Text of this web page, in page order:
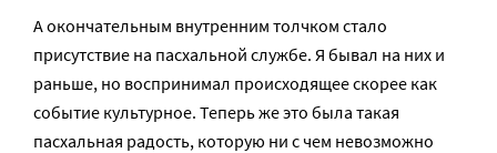
А окончательным внутренним толчком стало
присутствие на пасхальной службе. Я бывал на них и
раньше, но воспринимал происходящее скорее как
событие культурное. Теперь же это была такая
пасхальная радость, которую ни с чем невозможно